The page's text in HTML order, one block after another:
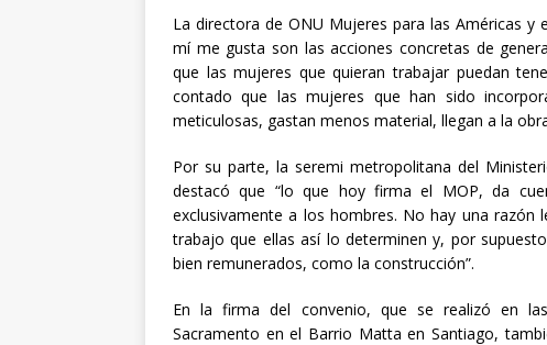
La directora de ONU Mujeres para las Américas y
mí me gusta son las acciones concretas de
que las mujeres que quieran trabajar puedan
contado que las mujeres que han sido
meticulosas, gastan menos material, llegan a la
Por su parte, la seremi metropolitana del
destacó que “lo que hoy firma el MOP, da
exclusivamente a los hombres. No hay una
trabajo que ellas así lo determinen y, por
bien remunerados, como la construcción”.
En la firma del convenio, que se realizó en
Sacramento en el Barrio Matta en Santiago,